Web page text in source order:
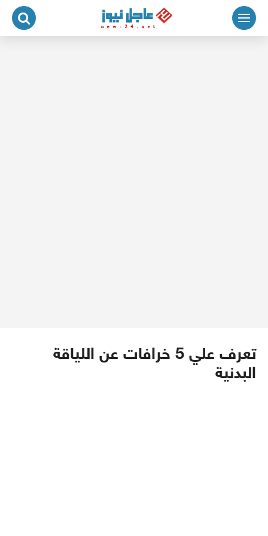
التجاوز
المحتوى
تعرف علي 5 خرافات عن اللياقة
البدنية